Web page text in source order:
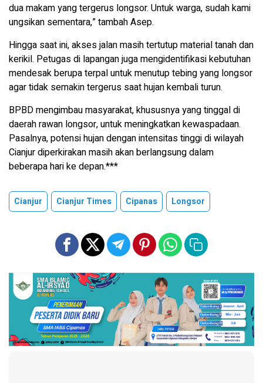
dua makam yang tergerus longsor. Untuk warga, sudah kami
ungsikan sementara,” tambah Asep.
Hingga saat ini, akses jalan masih tertutup material tanah dan
kerikil. Petugas di lapangan juga mengidentifikasi kebutuhan
mendesak berupa terpal untuk menutup tebing yang longsor
agar tidak semakin tergerus saat hujan kembali turun.
BPBD mengimbau masyarakat, khususnya yang tinggal di
daerah rawan longsor, untuk meningkatkan kewaspadaan.
Pasalnya, potensi hujan dengan intensitas tinggi di wilayah
Cianjur diperkirakan masih akan berlangsung dalam
beberapa hari ke depan.***
Cianjur Cianjur Times Cipanas Longsor